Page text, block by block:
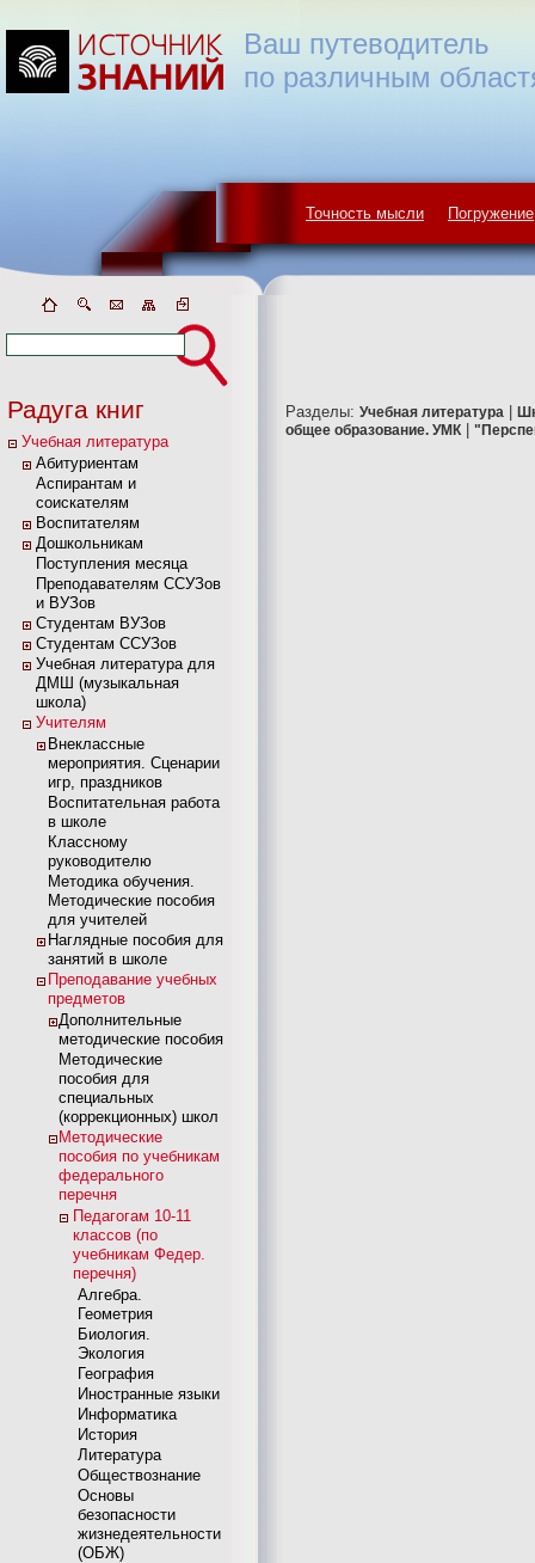
Точность мысли Погружение
Ваш путеводитель
по различным
Радуга книг
Учебная литература
Абитуриентам
Аспирантам и
соискателям
Воспитателям
Дошкольникам
Поступления месяца
Преподавателям ССУЗов
и ВУЗов
Студентам ВУЗов
Студентам ССУЗов
Учебная литература для
ДМШ (музыкальная
школа)
Учителям
Внеклассные
мероприятия. Сценарии
игр, праздников
Воспитательная работа
в школе
Классному
руководителю
Методика обучения.
Методические пособия
для учителей
Наглядные пособия для
занятий в школе
Преподавание учебных
предметов
Дополнительные
методические пособия
Методические
пособия для
специальных
(коррекционных) школ
Методические
пособия по учебникам
федерального
перечня
Педагогам 10-11
классов (по
учебникам Федер.
перечня)
Алгебра.
Геометрия
Биология.
Экология
География
Иностранные языки
Информатика
История
Литература
Обществознание
Основы
безопасности
жизнедеятельности
(ОБЖ)
Разделы: Учебная литература
общее образование. УМК